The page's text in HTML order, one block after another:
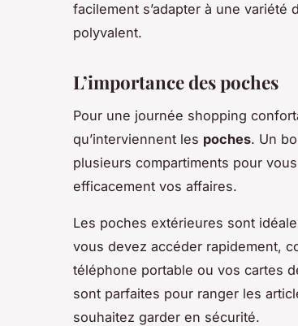
facilement s’adapter à une
polyvalent.
L’importance des poches
Pour une journée shopping
qu’interviennent les poches. Un
plusieurs compartiments pour
efficacement vos affaires.
Les poches extérieures sont
vous devez accéder rapidement,
téléphone portable ou vos cartes
sont parfaites pour ranger les
souhaitez garder en sécurité.